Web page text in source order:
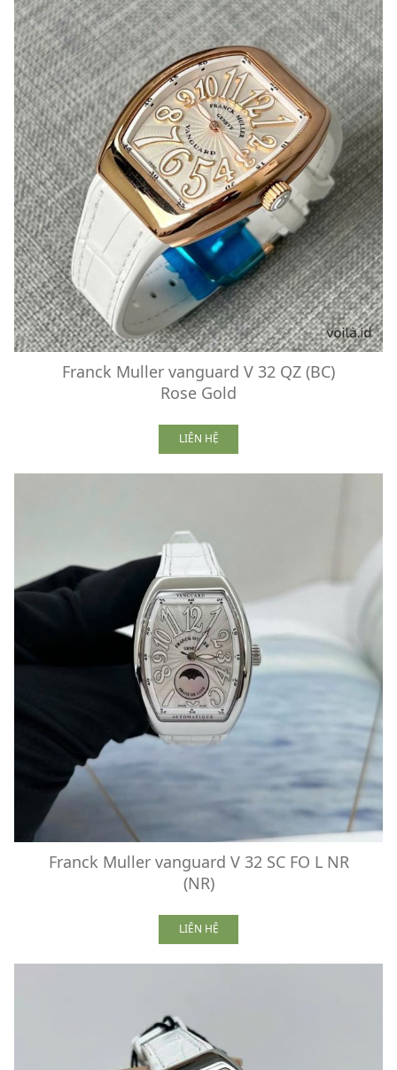
Franck Muller vanguard V 32 QZ (BC)
Rose Gold
LIÊN HỆ
Franck Muller vanguard V 32 SC FO L NR
(NR)
LIÊN HỆ